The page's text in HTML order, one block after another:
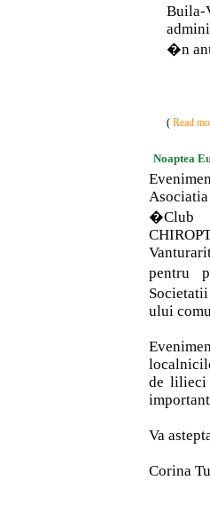
�n
( Read
Noaptea
�Club
pentru
ului
de lilieci
Va
Corina